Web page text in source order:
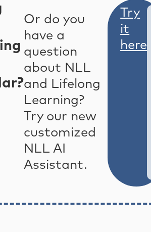
Or do you
have a
question
about NLL
and Lifelong
Learning?
Try our new
customized
NLL AI
Assistant.
Try
it
here